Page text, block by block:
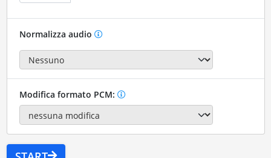
Normalizza audio
Modifica formato PCM: